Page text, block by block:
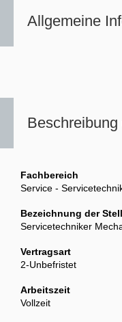
Fachbereich
Service -
Bezeichnung der
Servicetechniker
Vertragsart
2-Unbefristet
Arbeitszeit
Vollzeit
Allgemeine